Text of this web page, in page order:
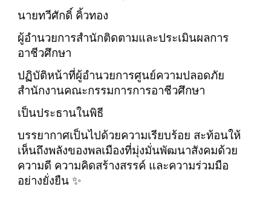
นายทวีศักดิ์ คิ้วทอง
ผู้อำนวยการสำนักติดตามและประเมินผลการ
อาชีวศึกษา
ปฏิบัติหน้าที่ผู้อำนวยการศูนย์ความปลอดภัย
สำนักงานคณะกรรมการการอาชีวศึกษา
เป็นประธานในพิธี
บรรยากาศเป็นไปด้วยความเรียบร้อย สะท้อนให้
เห็นถึงพลังของพลเมืองที่มุ่งมั่นพัฒนาสังคมด้วย
ความดี ความคิดสร้างสรรค์ และความร่วมมือ
อย่างยั่งยืน ✨